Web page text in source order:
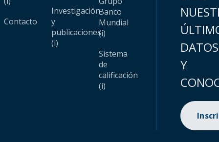
Contacto
Investigación
y
publicaciones
(i)
Banco
Mundial
(i)
Sistema
de
calificación
(i)
DATOS
Y